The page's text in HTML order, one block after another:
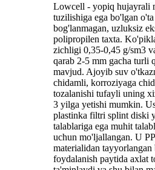
Lowcell - yopiq hujayrali
tuzilishiga ega bo'lgan
bog'lanmagan, uzluksiz
polipropilen taxta.
zichligi 0,35-0,45 g/sm3
qarab 2-5 mm gacha turli
mavjud. Ajoyib suv
chidamli, korroziyaga
tozalanishi tufayli uning
3 yilga yetishi mumkin.
plastinka filtri splint diski
talablariga ega muhit
uchun mo'ljallangan. U
materialidan
foydalanish paytida axlat